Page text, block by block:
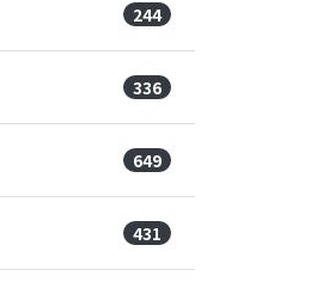
244
336
649
431